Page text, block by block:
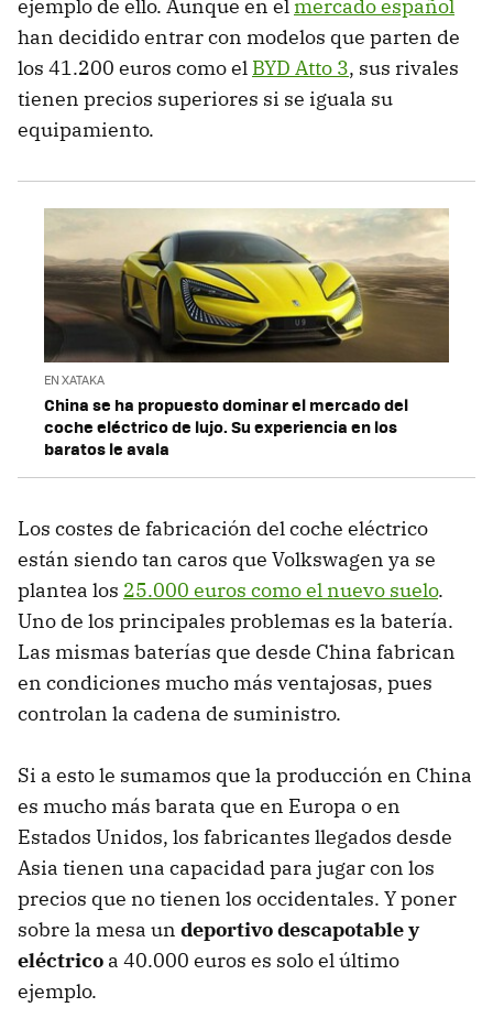
ejemplo de ello. Aunque en elmercado español
han decidido entrar con modelos que parten de
los 41.200 euros como el BYD Atto 3, sus rivales
tienen precios superiores si se iguala su
equipamiento.
EN XATAKA
China se ha propuesto dominar el mercado del
coche eléctrico de lujo. Su experiencia en los
baratos le avala
Los costes de fabricación del coche eléctrico
están siendo tan caros que Volkswagen ya se
plantea los 25.000 euros como el nuevo suelo.
Uno de los principales problemas es la batería.
Las mismas baterías que desde China fabrican
en condiciones mucho más ventajosas, pues
controlan la cadena de suministro.
Si a esto le sumamos que la producción en China
es mucho más barata que en Europa o en
Estados Unidos, los fabricantes llegados desde
Asia tienen una capacidad para jugar con los
precios que no tienen los occidentales. Y poner
sobre la mesa un deportivo descapotable y
eléctrico a 40.000 euros es solo el último
ejemplo.